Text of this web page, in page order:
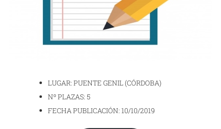
LUGAR: PUENTE GENIL (CÓRDOBA)
Nº PLAZAS: 5
FECHA PUBLICACIÓN: 10/10/2019